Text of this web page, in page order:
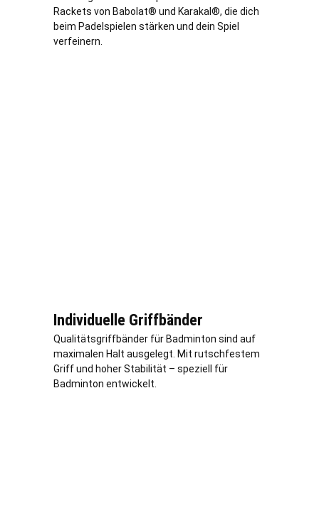
Rackets von Babolat® und Karakal®, die dich
beim Padelspielen stärken und dein Spiel
verfeinern.
Individuelle Griffbänder
Qualitätsgriffbänder für Badminton sind auf
maximalen Halt ausgelegt. Mit rutschfestem
Griff und hoher Stabilität – speziell für
Badminton entwickelt.